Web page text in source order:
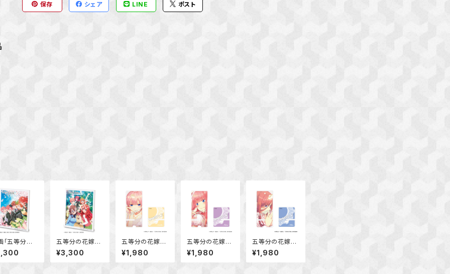
保存 シェア LINE ポスト
「五等分の
」ビジュアル
トボード
五等分の花嫁∽
ビジュアルア
ートボード
¥3,300
五等分の花嫁
アクリルスマホ
スタンド 中野
¥1,980
五等分の花嫁
アクリルスマホ
スタンド 中野
¥1,980
五等分の花嫁
アクリルスマホ
スタンド 中野
¥1,980